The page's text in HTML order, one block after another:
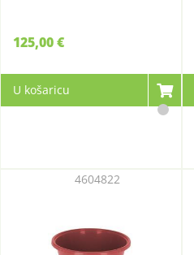
125,00 €
U košaricu
4604822